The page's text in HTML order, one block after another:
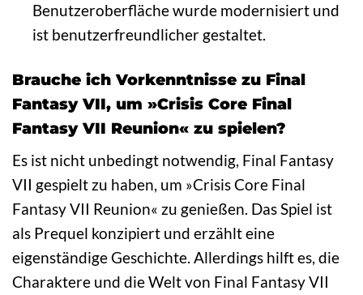
Benutzeroberfläche wurde modernisiert und
ist benutzerfreundlicher gestaltet.
Brauche ich Vorkenntnisse zu Final
Fantasy VII, um »Crisis Core Final
Fantasy VII Reunion« zu spielen?
Es ist nicht unbedingt notwendig, Final Fantasy
VII gespielt zu haben, um »Crisis Core Final
Fantasy VII Reunion« zu genießen. Das Spiel ist
als Prequel konzipiert und erzählt eine
eigenständige Geschichte. Allerdings hilft es, die
Charaktere und die Welt von Final Fantasy VII